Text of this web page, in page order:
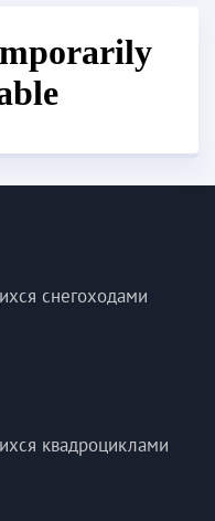
снегоходами
квадроциклами